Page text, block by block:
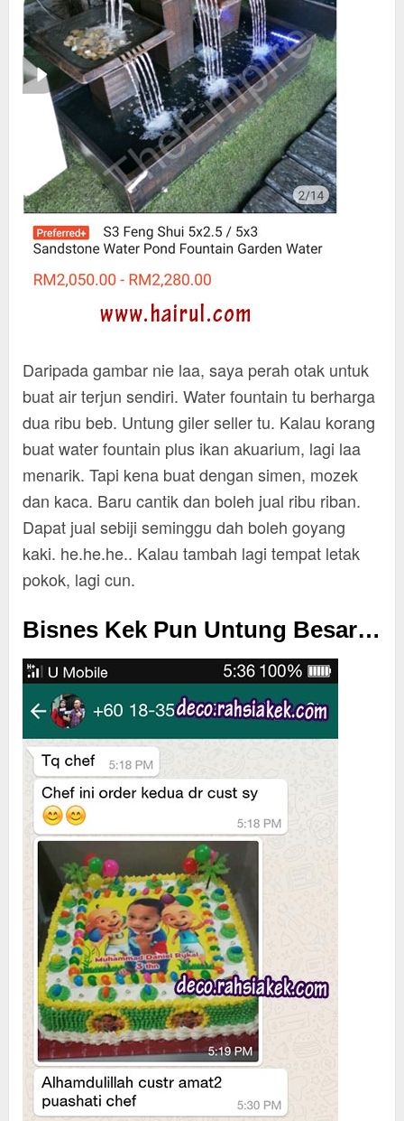
Daripada gambar nie laa, saya perah otak untuk
buat air terjun sendiri. Water fountain tu berharga
dua ribu beb. Untung giler seller tu. Kalau korang
buat water fountain plus ikan akuarium, lagi laa
menarik. Tapi kena buat dengan simen, mozek
dan kaca. Baru cantik dan boleh jual ribu riban.
Dapat jual sebiji seminggu dah boleh goyang
kaki. he.he.he.. Kalau tambah lagi tempat letak
pokok, lagi cun.
Bisnes Kek Pun Untung Besar…